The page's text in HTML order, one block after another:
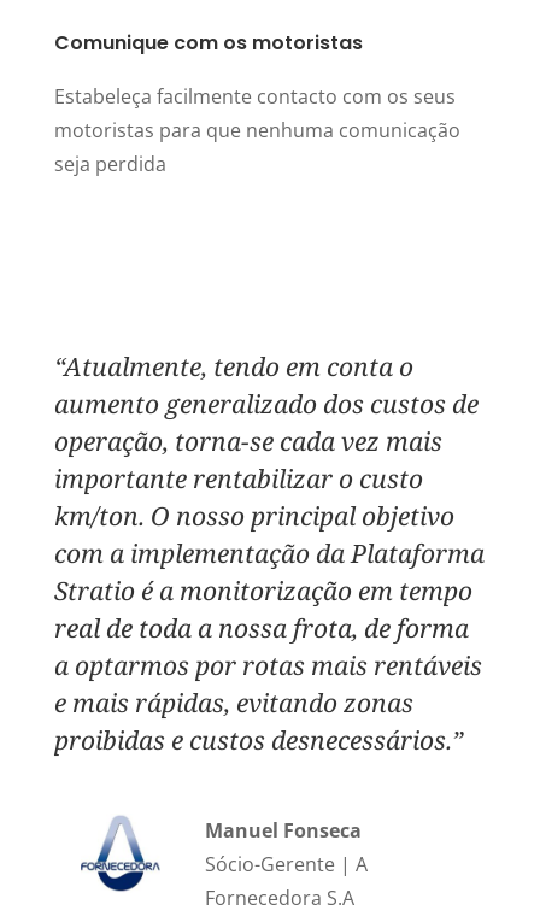
Comunique com os motoristas
Estabeleça facilmente contacto com os seus
motoristas para que nenhuma comunicação
seja perdida
“Atualmente, tendo em conta o
aumento generalizado dos custos de
operação, torna-se cada vez mais
importante rentabilizar o custo
km/ton. O nosso principal objetivo
com a implementação da Plataforma
Stratio é a monitorização em tempo
real de toda a nossa frota, de forma
a optarmos por rotas mais rentáveis
e mais rápidas, evitando zonas
proibidas e custos desnecessários.”
Manuel Fonseca
Sócio-Gerente | A
Fornecedora S.A